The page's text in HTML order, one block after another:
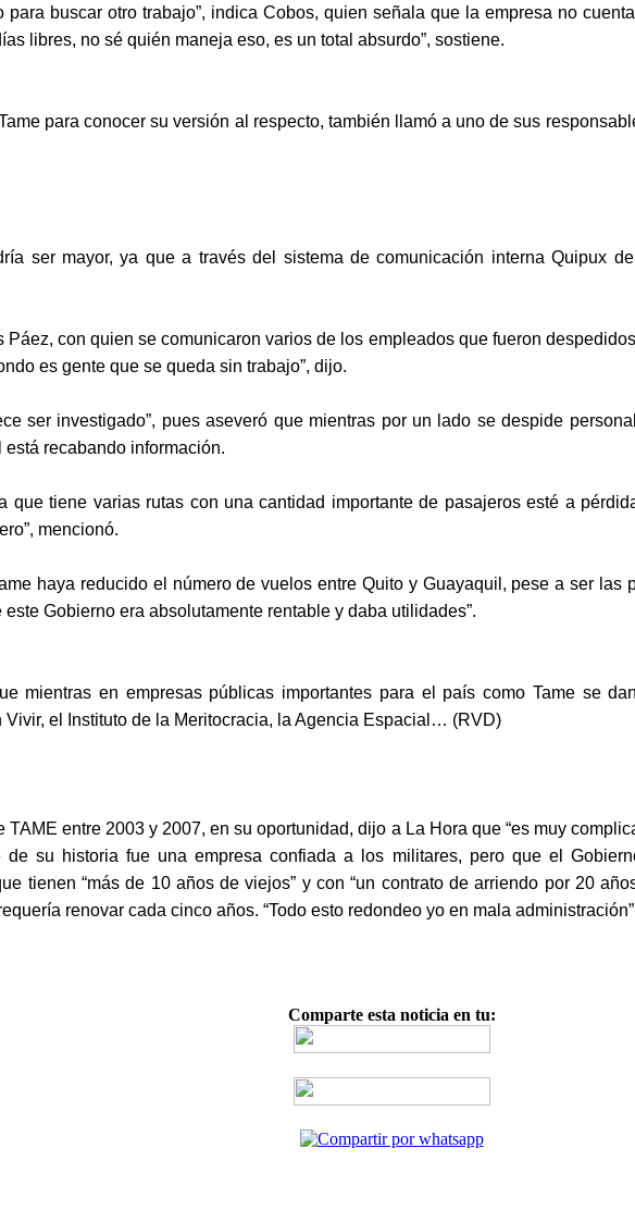
buscar otro trabajo”, indica Cobos, quien señala que la empresa no
libres, no sé quién maneja eso, es un total absurdo”, sostiene.
para conocer su versión al respecto, también llamó a uno de sus
ser mayor, ya que a través del sistema de comunicación interna Quipux
con quien se comunicaron varios de los empleados que fueron
es gente que se queda sin trabajo”, dijo.
ser investigado”, pues aseveró que mientras por un lado se despide
recabando información.
que tiene varias rutas con una cantidad importante de pasajeros esté a
mencionó.
haya reducido el número de vuelos entre Quito y Guayaquil, pese a ser
Gobierno era absolutamente rentable y daba utilidades”.
mientras en empresas públicas importantes para el país como Tame se
el Instituto de la Meritocracia, la Agencia Espacial… (RVD)
entre 2003 y 2007, en su oportunidad, dijo a La Hora que “es muy
su historia fue una empresa confiada a los militares, pero que el
tienen “más de 10 años de viejos” y con “un contrato de arriendo por 20
renovar cada cinco años. “Todo esto redondeo yo en mala
Comparte esta noticia en tu: